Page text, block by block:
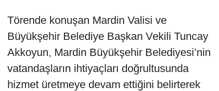
Törende konuşan Mardin Valisi ve
Büyükşehir Belediye Başkan Vekili Tuncay
Akkoyun, Mardin Büyükşehir Belediyesi’nin
vatandaşların ihtiyaçları doğrultusunda
hizmet üretmeye devam ettiğini belirterek